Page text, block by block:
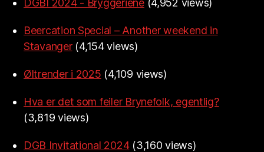
DGBI 2024 - Bryggeriene (4,952 views)
Beercation Special – Another weekend in
Stavanger (4,154 views)
Øltrender i 2025 (4,109 views)
Hva er det som feiler Brynefolk, egentlig?
(3,819 views)
DGB Invitational 2024 (3,160 views)